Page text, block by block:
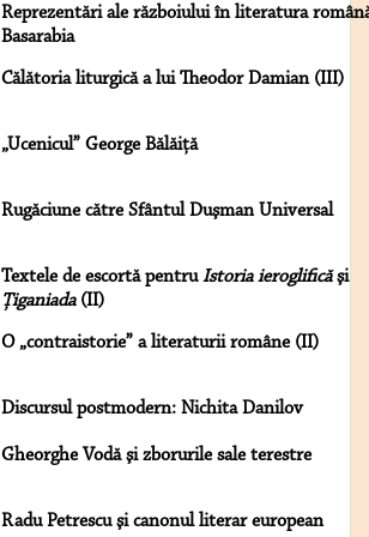
Reprezentări ale războiului în literatura
Basarabia
Călătoria liturgică a lui Theodor Damian (III)
„Ucenicul” George Bălăiţă
Rugăciune către Sfântul Duşman Universal
Textele de escortă pentruIstoria ieroglificăşi
Ţiganiada(II)
O „contraistorie” a literaturii române (II)
Discursul postmodern: Nichita Danilov
Gheorghe Vodă şi zborurile sale terestre
Radu Petrescu şi canonul literar european